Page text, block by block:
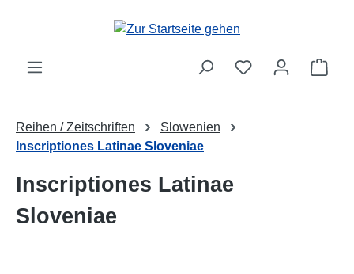
Zum Hauptinhalt springen
Reihen / Zeitschriften
Slowenien
Inscriptiones Latinae Sloveniae
Inscriptiones Latinae
Sloveniae